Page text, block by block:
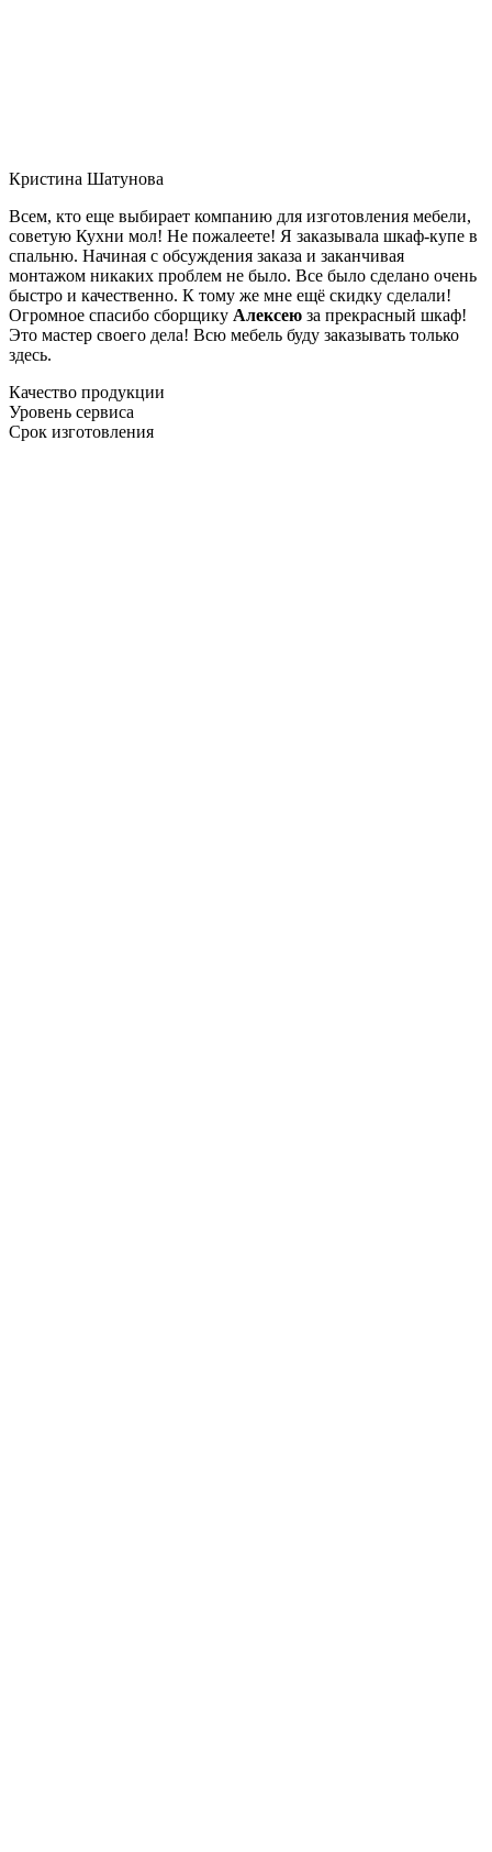
Кристина Шатунова
Всем, кто еще выбирает компанию для изготовления мебели,
советую Кухни мол! Не пожалеете! Я заказывала шкаф-купе в
спальню. Начиная с обсуждения заказа и заканчивая
монтажом никаких проблем не было. Все было сделано очень
быстро и качественно. К тому же мне ещё скидку сделали!
Огромное спасибо сборщику Алексею за прекрасный шкаф!
Это мастер своего дела! Всю мебель буду заказывать только
здесь.
Качество продукции
Уровень сервиса
Срок изготовления